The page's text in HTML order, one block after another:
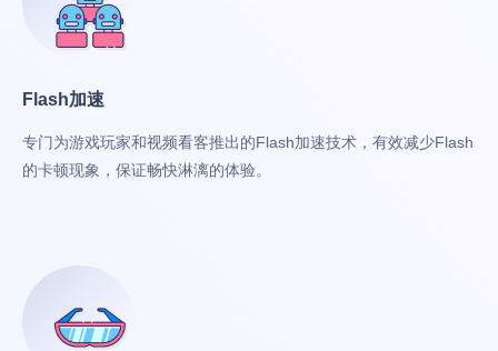
Flash加速
专门为游戏玩家和视频看客推出的Flash加速技术，有效减少Flash
的卡顿现象，保证畅快淋漓的体验。